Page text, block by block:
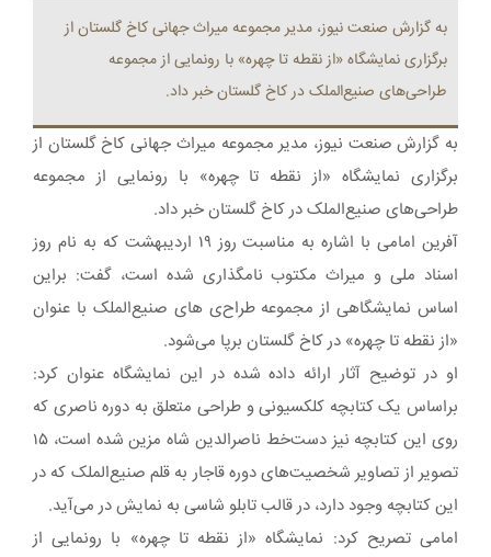
به گزارش صنعت نیوز، مدیر مجموعه میراث جهانی کاخ گلستان از
برگزاری نمایشگاه «از نقطه تا چهره» با رونمایی از مجموعه
طراحی‌های صنیع‌الملک در کاخ گلستان خبر داد.
به گزارش صنعت نیوز، مدیر مجموعه میراث جهانی کاخ گلستان از
برگزاری نمایشگاه «از نقطه تا چهره» با رونمایی از مجموعه
طراحی‌های صنیع‌الملک در کاخ گلستان خبر داد.
آفرین امامی با اشاره به مناسبت روز ۱۹ اردیبهشت که به نام روز
اسناد ملی و میراث مکتوب نامگذاری شده است، گفت: براین
اساس نمایشگاهی از مجموعه طراح‌ی های صنیع‌الملک با عنوان
«از نقطه تا چهره» در کاخ گلستان برپا می‌شود.
او در توضیح آثار ارائه داده شده در این نمایشگاه عنوان کرد:
براساس یک کتابچه کلکسیونی و طراحی متعلق به دوره ناصری که
روی این کتابچه نیز دست‌خط ناصرالدین شاه مزین شده است، ۱۵
تصویر از تصاویر شخصیت‌های دوره قاجار به قلم صنیع‌الملک که در
این کتابچه وجود دارد، در قالب تابلو شاسی به نمایش در می‌آید.
امامی تصریح کرد: نمایشگاه «از نقطه تا چهره» با رونمایی از